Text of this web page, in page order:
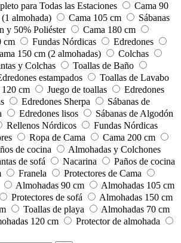
para Todas las Estaciones
Cama 90
almohada) Cama 105 cm
Sábanas
y 50% Poliéster
Cama 180 cm
cm Fundas Nórdicas
Edredones
150 cm (2 almohadas)
Colchas
y Colchas
Toallas de Baño
estampados
Toallas de Lavabo
120 cm Juego de toallas
Edredones
Edredones Sherpa
Sábanas de
Edredones lisos
Sábanas de Algodón
Rellenos Nórdicos
Fundas Nórdicas
Ropa de Cama
Cama 200 cm
de cocina
Almohadas y Colchones
de sofá Nacarina
Paños de cocina
Franela
Protectores de Cama
Almohadas 90 cm
Almohadas 105 cm
Protectores de sofá
Almohadas 150 cm
Toallas de playa
Almohadas 70 cm
120 cm
Protector de almohada